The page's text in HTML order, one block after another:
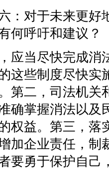
对于未来更好
何呼吁和建议？
当尽快完成消
这些制度尽快实
第二，司法机关
确掌握消法以及
权益。第三，落
加企业责任，制
要勇于保护自己